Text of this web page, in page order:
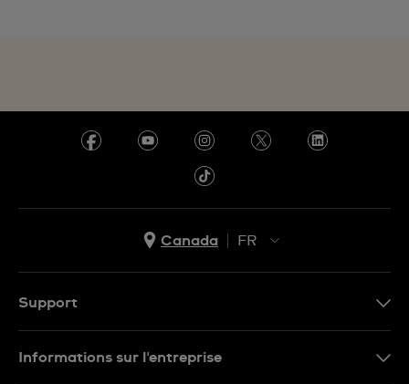
Canada
FR
Support
Informations sur l'entreprise